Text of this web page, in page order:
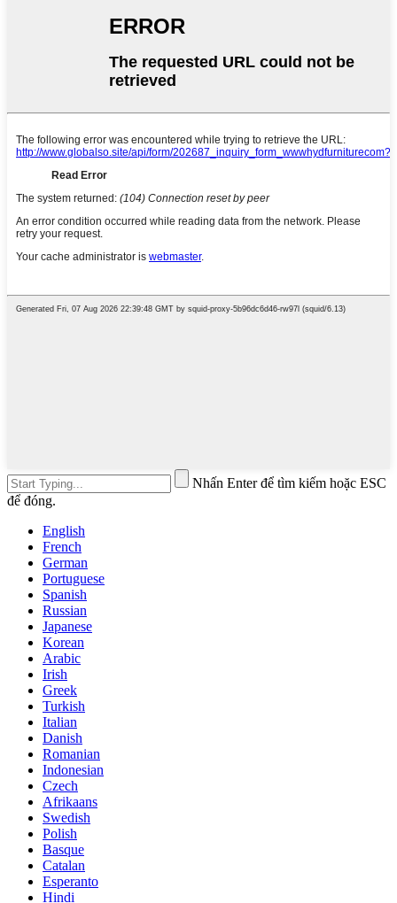
Nhấn Enter để tìm kiếm hoặc ESC
để đóng.
English
French
German
Portuguese
Spanish
Russian
Japanese
Korean
Arabic
Irish
Greek
Turkish
Italian
Danish
Romanian
Indonesian
Czech
Afrikaans
Swedish
Polish
Basque
Catalan
Esperanto
Hindi